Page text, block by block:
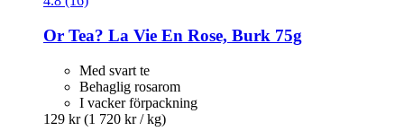
Or Tea? La Vie En Rose, Burk 75g
Med svart te
Behaglig rosarom
I vacker förpackning
129 kr (1 720 kr / kg)